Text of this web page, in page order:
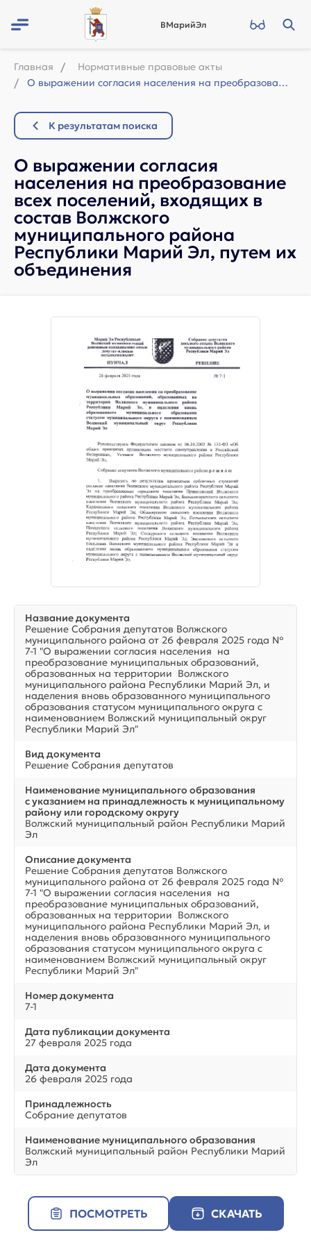
ВМарийЭл
Главная
Нормативные правовые акты
О выражении согласия населения на преобразование всех поселений, входящих в сос...
К результатам поиска
О выражении согласия
населения на преобразование
всех поселений, входящих в
состав Волжского
муниципального района
Республики Марий Эл, путем их
объединения
Название документа
Решение Собрания депутатов Волжского
муниципального района от 26 февраля 2025 года №
7-1 "О выражении согласия населения на
преобразование муниципальных образований,
образованных на территории Волжского
муниципального района Республики Марий Эл, и
наделения вновь образованного муниципального
образования статусом муниципального округа с
наименованием Волжский муниципальный округ
Республики Марий Эл"
Вид документа
Решение Собрания депутатов
Наименование муниципального образования
с указанием на принадлежность к муниципальному
району или городскому округу
Волжский муниципальный район Республики Марий
Эл
Описание документа
Решение Собрания депутатов Волжского
муниципального района от 26 февраля 2025 года №
7-1 "О выражении согласия населения на
преобразование муниципальных образований,
образованных на территории Волжского
муниципального района Республики Марий Эл, и
наделения вновь образованного муниципального
образования статусом муниципального округа с
наименованием Волжский муниципальный округ
Республики Марий Эл"
Номер документа
7-1
Дата публикации документа
27 февраля 2025 года
Дата документа
26 февраля 2025 года
Принадлежность
Собрание депутатов
Наименование муниципального образования
Волжский муниципальный район Республики Марий
Эл
ПОСМОТРЕТЬ СКАЧАТЬ